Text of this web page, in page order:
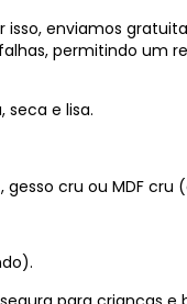
isso, enviamos
permitindo um
seca e lisa.
gesso cru ou MDF